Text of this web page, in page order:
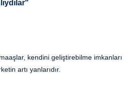
kendini geliştirebilme imkanları
artı yanlarıdır.